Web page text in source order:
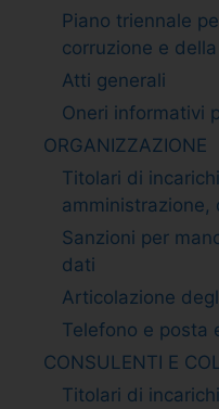
Piano triennale
corruzione e
Atti generali
Oneri informativi
ORGANIZZAZIONE
Titolari di
amministrazione,
Sanzioni per
dati
Articolazione
Telefono e posta
CONSULENTI E
Titolari di